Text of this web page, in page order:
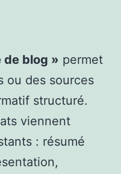
blog » permet
ou des sources
structuré.
viennent
: résumé